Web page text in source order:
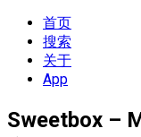
展
首页
搜索
关于
App
Sweetbox –